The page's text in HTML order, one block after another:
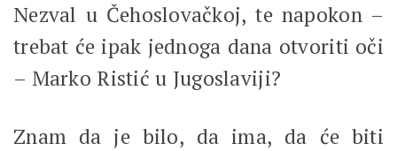
Nezval u Čehoslovačkoj, te napokon –
trebat će ipak jednoga dana otvoriti oči
– Marko Ristić u Jugoslaviji?
Znam da je bilo, da ima, da će biti